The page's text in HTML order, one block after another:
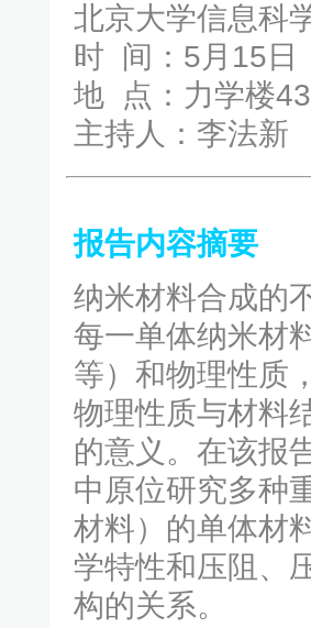
北京大学信息科
时 间：5月15日
地 点：力学楼
主持人：李法
报告内容摘要
纳米材料合成的
每一单体纳米材
等）和物理性质
物理性质与材料
的意义。在该报
中原位研究多种
材料）的单体材
学特性和压阻、
构的关系。